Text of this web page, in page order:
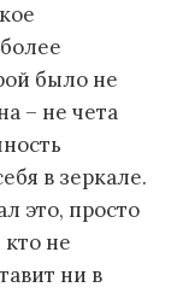
было не
– не чета
в зеркале.
это, просто
кто не
ни в